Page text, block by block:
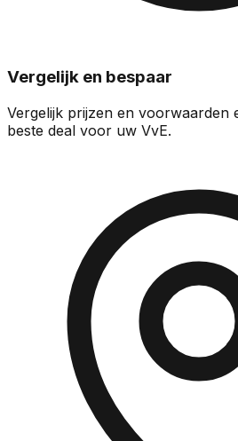
Vergelijk en bespaar
Vergelijk prijzen en voorwaarden
beste deal voor uw VvE.